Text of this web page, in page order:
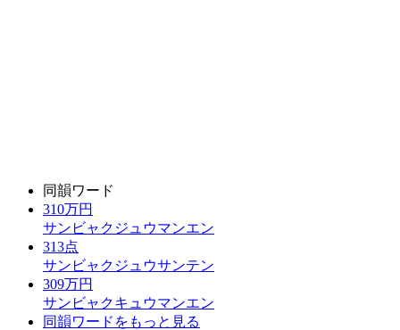
同韻ワード
310万円
サンビャクジュウマンエン
313点
サンビャクジュウサンテン
309万円
サンビャクキュウマンエン
同韻ワードをもっと見る